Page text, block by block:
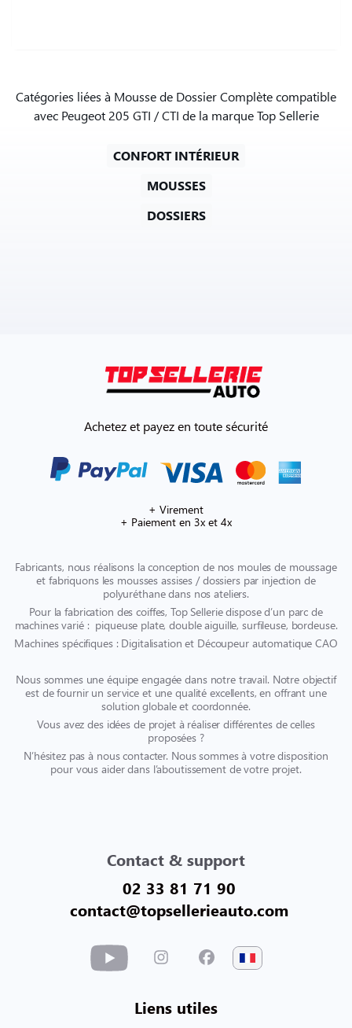
Catégories liées à Mousse de Dossier Complète compatible
avec Peugeot 205 GTI / CTI de la marque Top Sellerie
CONFORT INTÉRIEUR
MOUSSES
DOSSIERS
Achetez et payez en toute sécurité
+ Virement
+ Paiement en 3x et 4x
Fabricants, nous réalisons la conception de nos moules de moussage
et fabriquons les mousses assises / dossiers par injection de
polyuréthane dans nos ateliers.
Pour la fabrication des coiffes, Top Sellerie dispose d’un parc de
machines varié : piqueuse plate, double aiguille, surfileuse, bordeuse.
Machines spécifiques : Digitalisation et Découpeur automatique CAO
Nous sommes une équipe engagée dans notre travail. Notre objectif
est de fournir un service et une qualité excellents, en offrant une
solution globale et coordonnée.
Vous avez des idées de projet à réaliser différentes de celles
proposées ?
N’hésitez pas à nous contacter. Nous sommes à votre disposition
pour vous aider dans l’aboutissement de votre projet.
Contact & support
02 33 81 71 90
contact@topsellerieauto.com
Liens utiles